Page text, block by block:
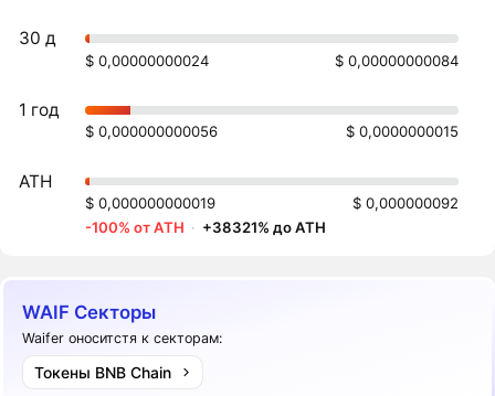
30 д
$ 0,00000000024 $ 0,00000000084
1 год
$ 0,000000000056 $ 0,0000000015
ATH
$ 0,000000000019
$ 0,000000092
-100% от ATH · +38321% до ATH
WAIF Секторы
Waifer оноситстя к секторам:
Токены BNB Chain